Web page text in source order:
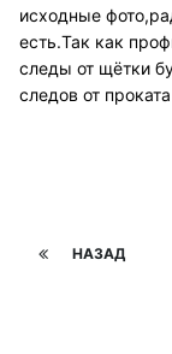
исходные
есть.Так как
следы от щётки
следов от
НАЗАД